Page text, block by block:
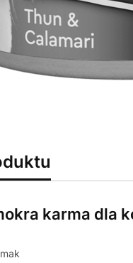
karma dla